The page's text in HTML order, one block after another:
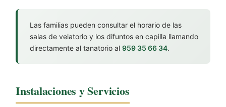
Las familias pueden consultar el horario de las
salas de velatorio y los difuntos en capilla llamando
directamente al tanatorio al 959 35 66 34.
Instalaciones y Servicios